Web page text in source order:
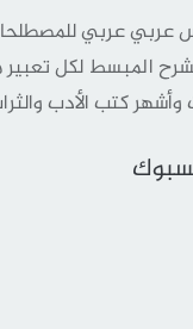
عربي عربي
المبسط لكل تعبير
كتب الأدب